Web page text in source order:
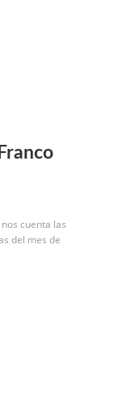
cuenta las
del mes de